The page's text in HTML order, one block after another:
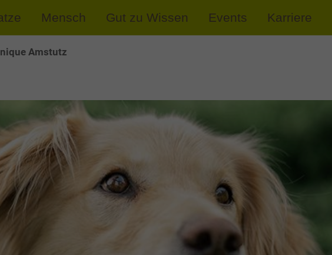
Mensch Gut zu Wissen Events Karriere
Amstutz